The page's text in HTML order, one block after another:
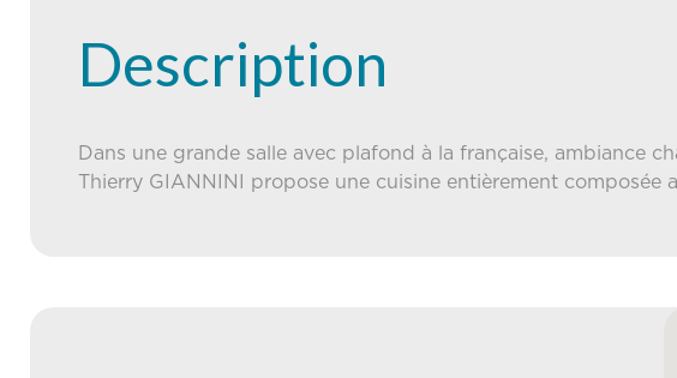
Description
Dans une grande salle avec plafond à la française, ambiance
Thierry GIANNINI propose une cuisine entièrement composée